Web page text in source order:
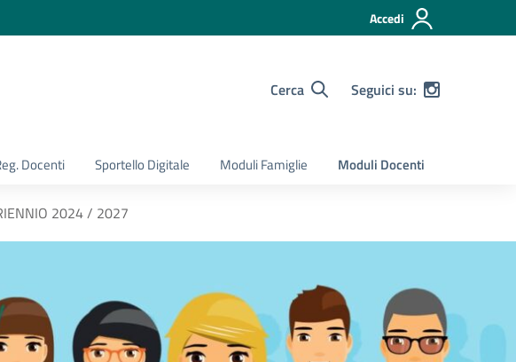
Accedi
Cerca Seguici su:
Docenti Sportello Digitale Moduli Famiglie Moduli Docenti
2024 / 2027